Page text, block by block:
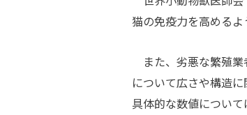
猫の免疫力を高めるよ
また、劣悪な繁殖業
について広さや構造
具体的な数値につい